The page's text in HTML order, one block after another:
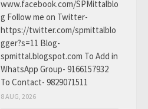
www.facebook.com/SPMittalblo
g Follow me on Twitter-
https://twitter.com/spmittalblo
gger?s=11 Blog-
spmittal.blogspot.com To Add in
WhatsApp Group- 9166157932
To Contact- 9829071511
8 AUG, 2026